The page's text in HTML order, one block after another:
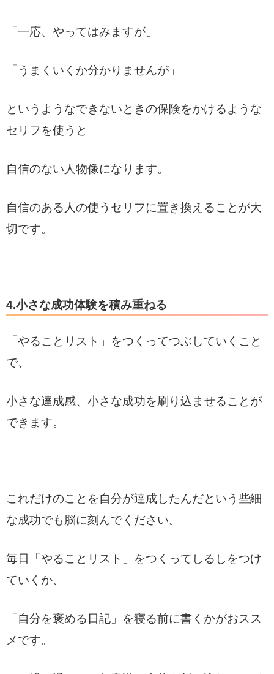
「一応、やってはみますが」
「うまくいくか分かりませんが」
というようなできないときの保険をかけるような
セリフを使うと
自信のない人物像になります。
自信のある人の使うセリフに置き換えることが大
切です。
4.小さな成功体験を積み重ねる
「やることリスト」をつくってつぶしていくこと
で、
小さな達成感、小さな成功を刷り込ませることが
できます。
これだけのことを自分が達成したんだという些細
な成功でも脳に刻んでください。
毎日「やることリスト」をつくってしるしをつけ
ていくか、
「自分を褒める日記」を寝る前に書くかがおスス
メです。